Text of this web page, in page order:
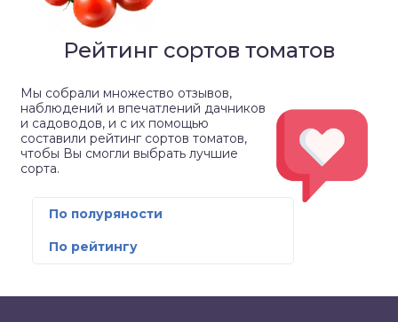
Рейтинг сортов томатов
Мы собрали множество отзывов,
наблюдений и впечатлений дачников
и садоводов, и с их помощью
составили рейтинг сортов томатов,
чтобы Вы смогли выбрать лучшие
сорта.
По полуряности
По рейтингу